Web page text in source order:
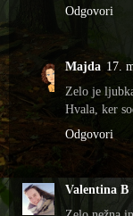
Odgovori
Majda 17.
Zelo je
Hvala, ker
Odgovori
Valentina B